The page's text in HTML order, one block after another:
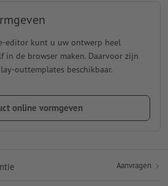
editor kunt u uw ontwerp heel
in de browser maken. Daarvoor zijn
outtemplates beschikbaar.
online vormgeven
Aanvragen